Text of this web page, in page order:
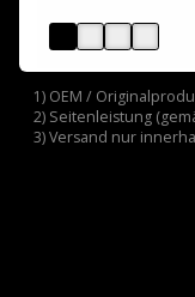
1) OEM /
2) Seitenleistung
3) Versand nur